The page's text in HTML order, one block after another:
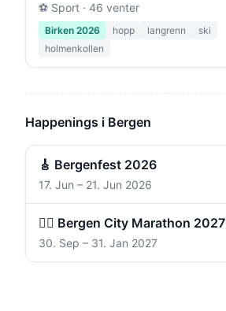
⚽ Sport · 46 venter
Birken 2026 hopp langrenn
ski
holmenkollen
Happenings i Bergen
🎸 Bergenfest 2026
17. Jun – 21. Jun 2026
🏃‍♀️ Bergen City Marathon 2027
30. Sep – 31. Jan 2027